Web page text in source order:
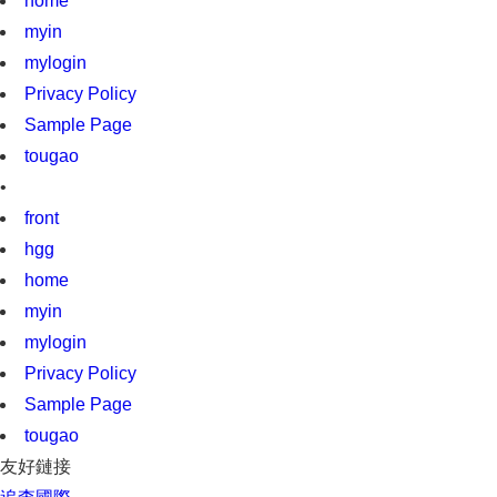
myin
mylogin
Privacy Policy
Sample Page
tougao
•
front
hgg
home
myin
mylogin
Privacy Policy
Sample Page
tougao
友好鏈接